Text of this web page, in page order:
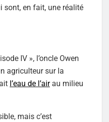
sont, en fait, une réalité
IV », l’oncle Owen
agriculteur sur la
l’eau de l’airau milieu
mais c’est